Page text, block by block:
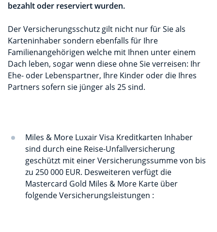
bezahlt oder reserviert wurden.
Der Versicherungsschutz gilt nicht nur für Sie als
Karteninhaber sondern ebenfalls für Ihre
Familienangehörigen welche mit Ihnen unter einem
Dach leben, sogar wenn diese ohne Sie verreisen: Ihr
Ehe- oder Lebenspartner, Ihre Kinder oder die Ihres
Partners sofern sie jünger als 25 sind.
Miles & More Luxair Visa Kreditkarten Inhaber
sind durch eine Reise-Unfallversicherung
geschützt mit einer Versicherungssumme von bis
zu 250 000 EUR. Desweiteren verfügt die
Mastercard Gold Miles & More Karte über
folgende Versicherungsleistungen :